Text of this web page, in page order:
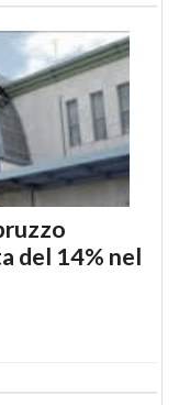
del 14% nel